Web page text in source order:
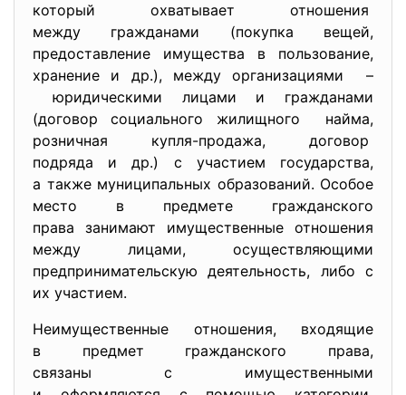
который охватывает отношения
между гражданами (покупка вещей,
предоставление имущества в пользование,
хранение и др.), между организациями –
юридическими лицами и гражданами
(договор социального жилищного найма,
розничная купля-продажа, договор
подряда и др.) с участием государства,
а также муниципальных образований. Особое
место в предмете гражданского
права занимают имущественные отношения
между лицами, осуществляющими
предпринимательскую деятельность, либо с
их участием.
Неимущественные отношения, входящие
в предмет гражданского права,
связаны с имущественными